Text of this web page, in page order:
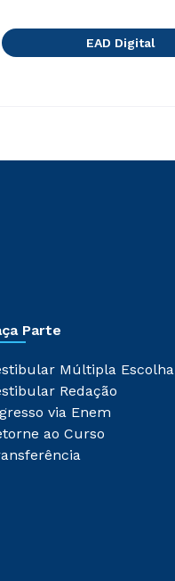
EAD Digital
Parte
Múltipla Escolha
Redação
via Enem
ao Curso